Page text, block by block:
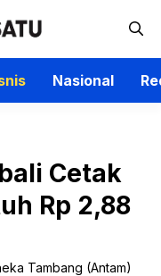
Nasional
Cetak
Rp 2,88
Tambang (Antam)